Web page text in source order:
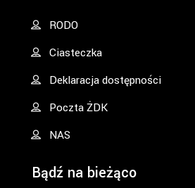
RODO
Ciasteczka
Deklaracja dostępności
Poczta ŻDK
NAS
Bądź na bieżąco